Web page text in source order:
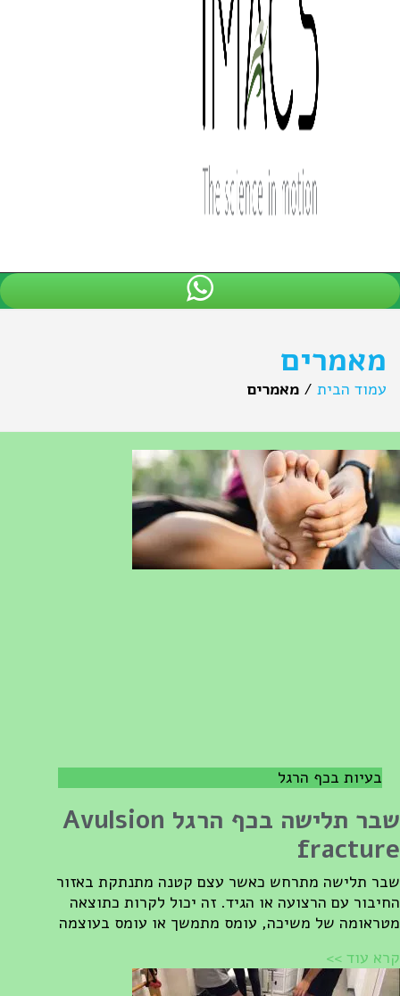
מאמרים
עמוד הבית/ מאמרים
בעיות בכף הרגל
שבר תלישה בכף הרגל Avulsion
תלישה מתרחש כאשר עצם קטנה מתנתקת באזור
עם הרצועה או הגיד. זה יכול לקרות כתוצאה
של משיכה, עומס מתמשך או עומס בעוצמה
עוד >>